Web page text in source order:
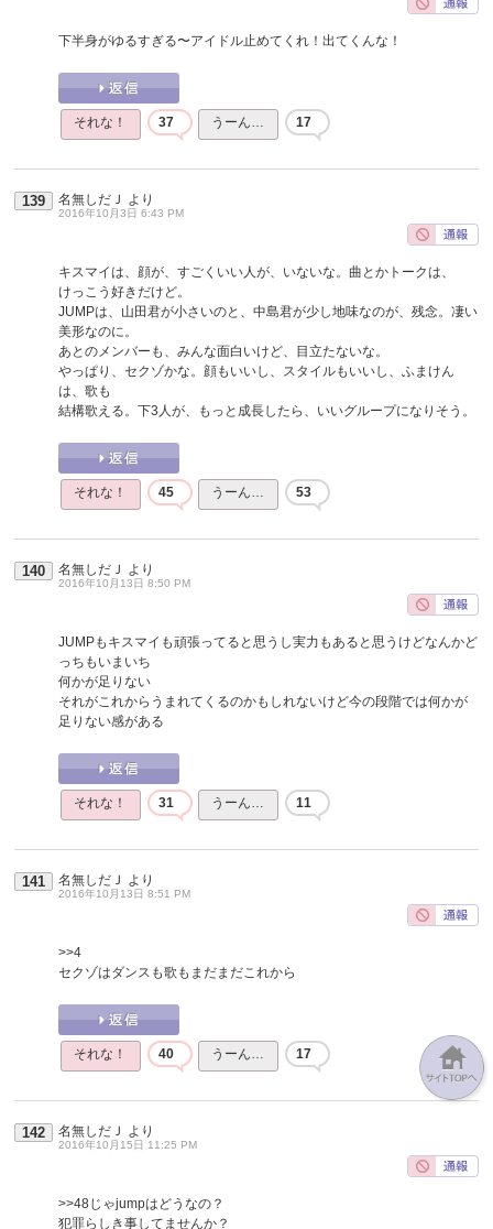
下半身がゆるすぎる〜アイドル止めてくれ！出てくんな！
それな！ 37 うーん… 17
139 名無しだＪ より
2016年10月3日 6:43 PM
キスマイは、顔が、すごくいい人が、いないな。曲とかトークは、
けっこう好きだけど。
JUMPは、山田君が小さいのと、中島君が少し地味なのが、残念。凄い
美形なのに。
あとのメンバーも、みんな面白いけど、目立たないな。
やっぱり、セクゾかな。顔もいいし、スタイルもいいし、ふまけん
は、歌も
結構歌える。下3人が、もっと成長したら、いいグループになりそう。
それな！ 45 うーん… 53
140 名無しだＪ より
2016年10月13日 8:50 PM
JUMPもキスマイも頑張ってると思うし実力もあると思うけどなんかど
っちもいまいち
何かが足りない
それがこれからうまれてくるのかもしれないけど今の段階では何かが
足りない感がある
それな！ 31 うーん… 11
141 名無しだＪ より
2016年10月13日 8:51 PM
>>4
セクゾはダンスも歌もまだまだこれから
それな！ 40 うーん… 17
142 名無しだＪ より
2016年10月15日 11:25 PM
>>48じゃjumpはどうなの？
犯罪らしき事してませんか？